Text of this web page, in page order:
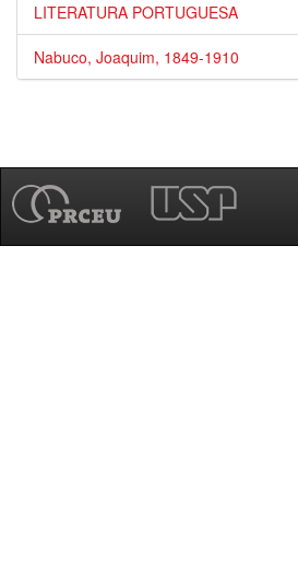
LITERATURA PORTUGUESA
Nabuco, Joaquim, 1849-1910